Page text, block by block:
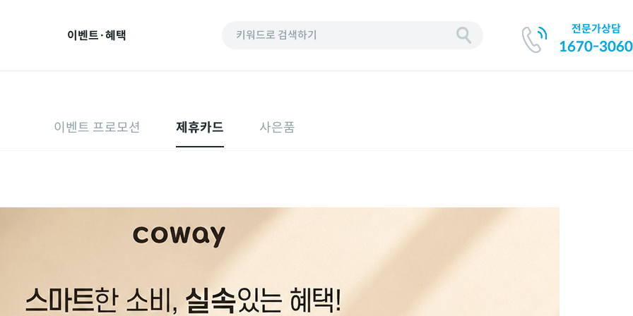
이벤트·혜택 키워드로 검색하기 전문가상담
1670-3060
이벤트 프로모션 제휴카드 사은품